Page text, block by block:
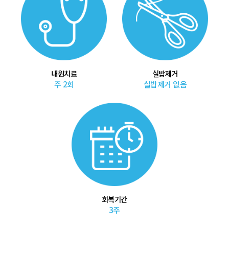
내원치료
주 2회
실밥제거
실밥제거 없음
회복기간
3주